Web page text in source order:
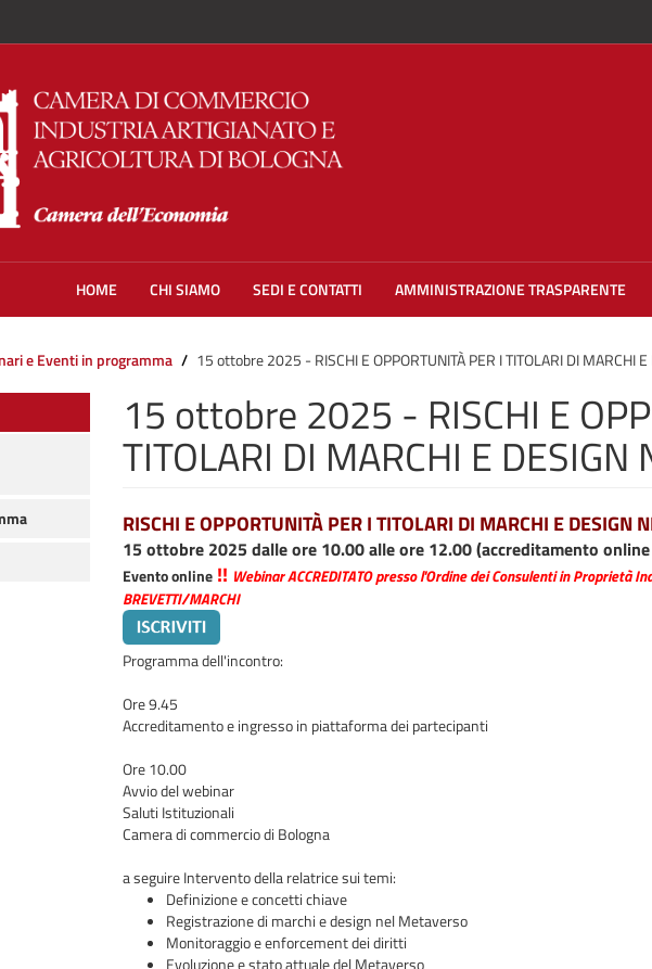
HOME CHI SIAMO SEDI E CONTATTI AMMINISTRAZIONE TRASPARENTE
e Eventi in programma 15 ottobre 2025 - RISCHI E OPPORTUNITÀ PER I TITOLARI DI MARCHI
15 ottobre 2025 - RISCHI E
TITOLARI DI MARCHI E DESIGN
RISCHI E OPPORTUNITÀ PER I TITOLARI DI MARCHI E DESIGN
15 ottobre 2025 dalle ore 10.00 alle ore 12.00 (accreditamento
Evento online!! Webinar ACCREDITATO presso l'Ordine dei Consulenti in Proprietà
BREVETTI/MARCHI
Programma dell'incontro:
Ore 9.45
Accreditamento e ingresso in piattaforma dei partecipanti
Ore 10.00
Avvio del webinar
Saluti Istituzionali
Camera di commercio di Bologna
a seguire Intervento della relatrice sui temi:
Definizione e concetti chiave
Registrazione di marchi e design nel Metaverso
Monitoraggio e enforcement dei diritti
Evoluzione e stato attuale del Metaverso